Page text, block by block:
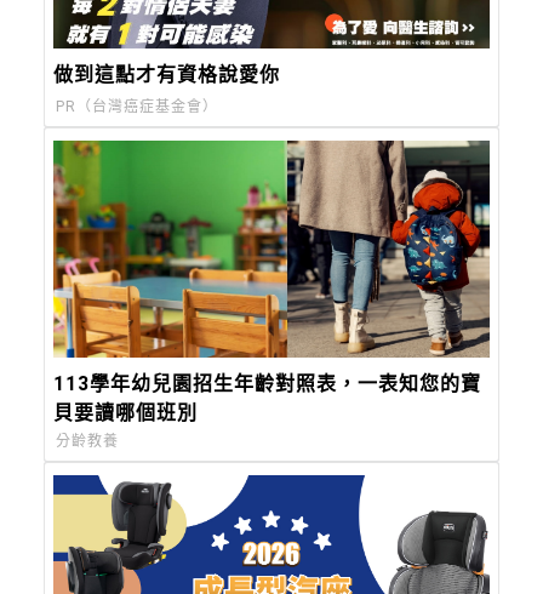
做到這點才有資格說愛你
PR（台灣癌症基金會）
113學年幼兒園招生年齡對照表，一表知您的寶
貝要讀哪個班別
分齡教養